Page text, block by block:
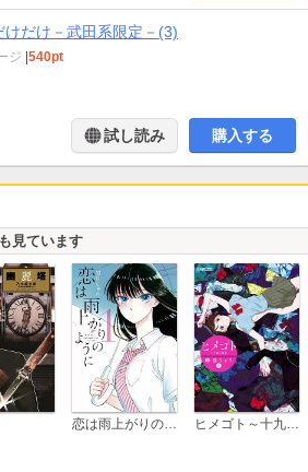
けだけ－武田系限定－(3)
ジ 540pt
試し読み 購入する
見ています
恋は雨上がりのように ヒメゴト～十九歳の制服～